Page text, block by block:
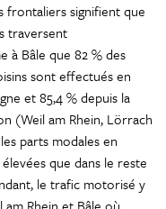
frontaliers signifient que
traversent
à Bâle que 82 % des
sont effectués en
et 85,4 % depuis la
(Weil am Rhein, Lörrach
parts modales en
que dans le reste
le trafic motorisé y